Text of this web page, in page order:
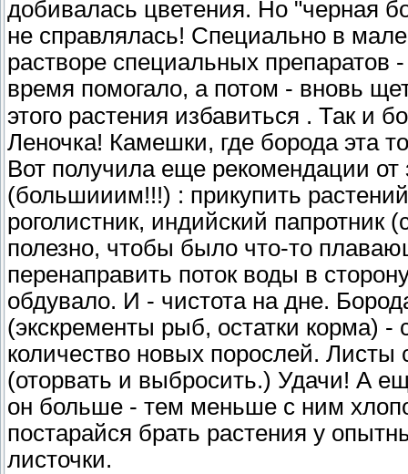
добивалась цветения. Но "черная
не справлялась! Специально в
растворе специальных
время помогало, а потом - вновь
этого растения избавиться . Так и
Леночка! Камешки, где борода эта
Вот получила еще рекомендации от
(большииим!!!) : прикупить
роголистник, индийский папротник
полезно, чтобы было что-то
перенаправить поток воды в
обдувало. И - чистота на дне.
(экскременты рыб, остатки корма)
количество новых порослей.
(оторвать и выбросить.) Удачи! А
он больше - тем меньше с ним
постарайся брать растения у
листочки.